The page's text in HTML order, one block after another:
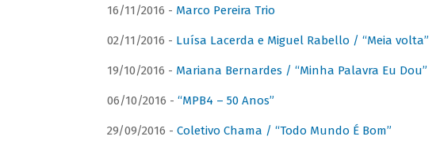
16/11/2016 - Marco Pereira Trio
02/11/2016 - Luísa Lacerda e Miguel Rabello / “Meia volta”
19/10/2016 - Mariana Bernardes / “Minha Palavra Eu Dou”
06/10/2016 - “MPB4 – 50 Anos”
29/09/2016 - Coletivo Chama / “Todo Mundo É Bom”